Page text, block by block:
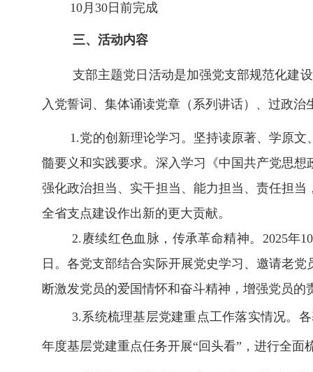
10月 30 日 前完成
三、活动内容
支部主题党日活动是加强党支部规范化建
入党誓词、集体诵读党章（系列讲话）、过政
1.党的创新理论学习。坚持读原著、学原文
髓要义和实践要求。 深入学习《中国共产党思想
强化政治担当、实干担当、能力担当、责任担
全省支点建设作出新的更大贡献。
2.赓续红色血脉，传承革命精神。2025年
日。各党支部结合实际开展党史学习、邀请老
断激发党员的爱国情怀和奋斗精神，增强党员的
3.系统梳理基层党建重点工作落实情况。
年度基层党建重点任务开展“回头看”，进行全